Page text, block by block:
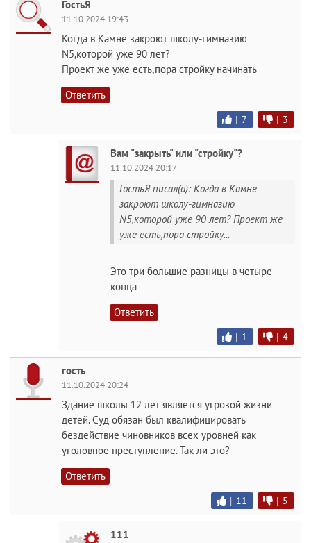
ГостьЯ
11.10.2024 19:43
Когда в Камне закроют школу-гимназию
N5,которой уже 90 лет?
Проект же уже есть,пора стройку начинать
Ответить
| 7 | 3
Вам "закрыть" или "стройку"?
11.10.2024 20:17
ГостьЯ писал(а): Когда в Камне
закроют школу-гимназию
N5,которой уже 90 лет? Проект же
уже есть,пора стройку...
Это три большие разницы в четыре
конца
Ответить
| 1 | 4
гость
11.10.2024 20:24
Здание школы 12 лет является угрозой жизни
детей. Суд обязан был квалифицировать
бездействие чиновников всех уровней как
уголовное преступление. Так ли это?
Ответить
| 11 | 5
111